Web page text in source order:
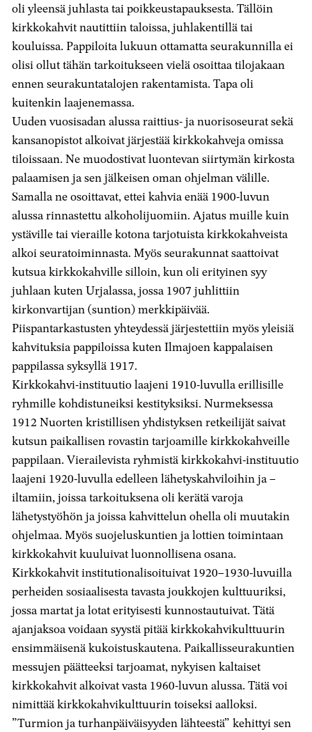
oli yleensä juhlasta tai poikkeustapauksesta. Tällöin
kirkkokahvit nautittiin taloissa, juhlakentillä tai
kouluissa. Pappiloita lukuun ottamatta seurakunnilla ei
olisi ollut tähän tarkoitukseen vielä osoittaa tilojakaan
ennen seurakuntatalojen rakentamista. Tapa oli
kuitenkin laajenemassa.
Uuden vuosisadan alussa raittius- ja nuorisoseurat sekä
kansanopistot alkoivat järjestää kirkkokahveja omissa
tiloissaan. Ne muodostivat luontevan siirtymän kirkosta
palaamisen ja sen jälkeisen oman ohjelman välille.
Samalla ne osoittavat, ettei kahvia enää 1900-luvun
alussa rinnastettu alkoholijuomiin. Ajatus muille kuin
ystäville tai vieraille kotona tarjotuista kirkkokahveista
alkoi seuratoiminnasta. Myös seurakunnat saattoivat
kutsua kirkkokahville silloin, kun oli erityinen syy
juhlaan kuten Urjalassa, jossa 1907 juhlittiin
kirkonvartijan (suntion) merkkipäivää.
Piispantarkastusten yhteydessä järjestettiin myös yleisiä
kahvituksia pappiloissa kuten Ilmajoen kappalaisen
pappilassa syksyllä 1917.
Kirkkokahvi-instituutio laajeni 1910-luvulla erillisille
ryhmille kohdistuneiksi kestityksiksi. Nurmeksessa
1912 Nuorten kristillisen yhdistyksen retkeilijät saivat
kutsun paikallisen rovastin tarjoamille kirkkokahveille
pappilaan. Vierailevista ryhmistä kirkkokahvi-instituutio
laajeni 1920-luvulla edelleen lähetyskahviloihin ja –
iltamiin, joissa tarkoituksena oli kerätä varoja
lähetystyöhön ja joissa kahvittelun ohella oli muutakin
ohjelmaa. Myös suojeluskuntien ja lottien toimintaan
kirkkokahvit kuuluivat luonnollisena osana.
Kirkkokahvit institutionalisoituivat 1920–1930-luvuilla
perheiden sosiaalisesta tavasta joukkojen kulttuuriksi,
jossa martat ja lotat erityisesti kunnostautuivat. Tätä
ajanjaksoa voidaan syystä pitää kirkkokahvikulttuurin
ensimmäisenä kukoistuskautena. Paikallisseurakuntien
messujen päätteeksi tarjoamat, nykyisen kaltaiset
kirkkokahvit alkoivat vasta 1960-luvun alussa. Tätä voi
nimittää kirkkokahvikulttuurin toiseksi aalloksi.
”Turmion ja turhanpäiväisyyden lähteestä” kehittyi sen